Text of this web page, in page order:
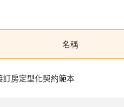
名稱
房定型化契約範本